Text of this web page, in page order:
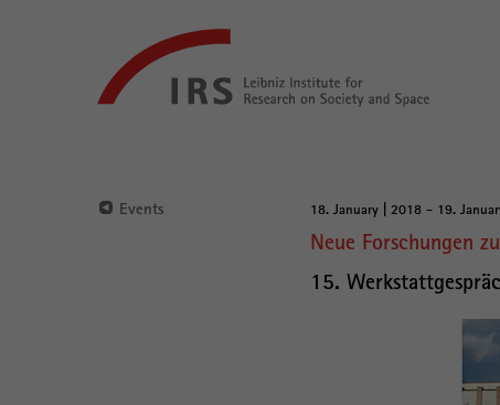
Raumbezogene
Events
Main
18. January | 2018 - 19.
Neue Forschungen
15.